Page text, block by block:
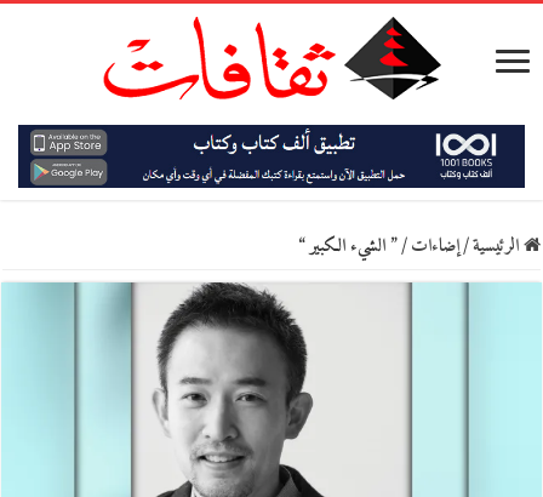
الرئيسية/إضاءات/” الشيء الكبير “